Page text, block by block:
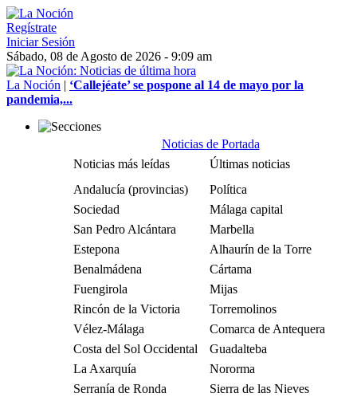
Regístrate
Iniciar Sesión
Sábado, 08 de Agosto de 2026 - 9:09 am
La Noción | ‘Callejéate’ se pospone al 14 de mayo por la
pandemia,...
Noticias de Portada
Noticias más leídas
Últimas noticias
Andalucía (provincias)
Política
Sociedad
Málaga capital
San Pedro Alcántara
Marbella
Estepona
Alhaurín de la Torre
Benalmádena
Cártama
Fuengirola
Mijas
Rincón de la Victoria
Torremolinos
Vélez-Málaga
Comarca de Antequera
Costa del Sol Occidental
Guadalteba
La Axarquía
Nororma
Serranía de Ronda
Sierra de las Nieves